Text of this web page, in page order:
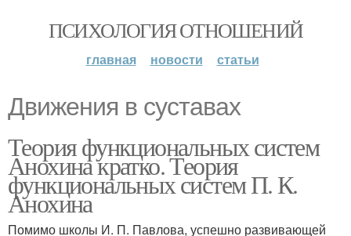
ПСИХОЛОГИЯ ОТНОШЕНИЙ
главная новости статьи
Движения в суставах
Теория функциональных систем
Анохина кратко. Теория
функциональных систем П. К.
Анохина
Помимо школы И. П. Павлова, успешно развивающей